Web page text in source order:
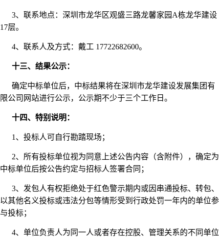
3、联系地点：深圳市龙华区观盛三路龙馨家园A栋龙华建设
17层。
4、联系人及方式：戴工 17722682600。
十三、结果公示：
确定中标单位后，中标结果将在深圳市龙华建设发展集团有
限公司网站进行公示，公示期不少于三个工作日。
十四、特别说明：
1、投标人可自行勘踏现场；
2、所有投标单位视为同意上述公告内容（含附件），确定为
中标单位后按公告约定与招标人签署合同；
3、发包人有权拒绝处于红色警示期内或因串通投标、转包、
以其他名义投标或违法分包等情形受到行政处罚一年内的单位参
与投标；
4、单位负责人为同一人或者存在控股、管理关系的不同单位